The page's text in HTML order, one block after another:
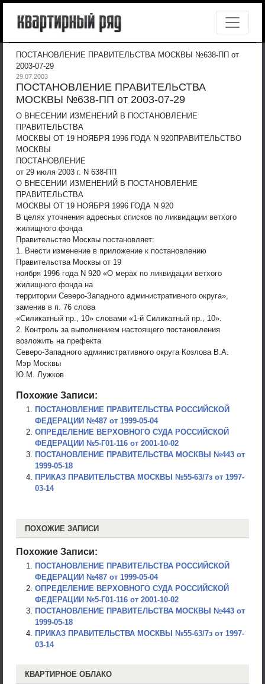
ПОСТАНОВЛЕНИЕ ПРАВИТЕЛЬСТВА МОСКВЫ №638-ПП от
2003-07-29
29.07.2003
ПОСТАНОВЛЕНИЕ ПРАВИТЕЛЬСТВА
МОСКВЫ №638-ПП от 2003-07-29
О ВНЕСЕНИИ ИЗМЕНЕНИЙ В ПОСТАНОВЛЕНИЕ
ПРАВИТЕЛЬСТВА
МОСКВЫ ОТ 19 НОЯБРЯ 1996 ГОДА N 920ПРАВИТЕЛЬСТВО
МОСКВЫ
ПОСТАНОВЛЕНИЕ
от 29 июля 2003 г. N 638-ПП
О ВНЕСЕНИИ ИЗМЕНЕНИЙ В ПОСТАНОВЛЕНИЕ
ПРАВИТЕЛЬСТВА
МОСКВЫ ОТ 19 НОЯБРЯ 1996 ГОДА N 920
В целях уточнения адресных списков по ликвидации ветхого
жилищного фонда
Правительство Москвы постановляет:
1. Внести изменение в приложение к постановлению
Правительства Москвы от 19
ноября 1996 года N 920 «О мерах по ликвидации ветхого
жилищного фонда на
территории Северо-Западного административного округа»,
заменив в п. 76 слова
«Силикатный пр., 10» словами «1-й Силикатный пр., 10».
2. Контроль за выполнением настоящего постановления
возложить на префекта
Северо-Западного административного округа Козлова В.А.
Мэр Москвы
Ю.М. Лужков
Похожие Записи:
ПОСТАНОВЛЕНИЕ ПРАВИТЕЛЬСТВА РОССИЙСКОЙ
ФЕДЕРАЦИИ №487 от 1999-05-04
ОПРЕДЕЛЕНИЕ ВЕРХОВНОГО СУДА РОССИЙСКОЙ
ФЕДЕРАЦИИ №5-Г01-116 от 2001-10-02
ПОСТАНОВЛЕНИЕ ПРАВИТЕЛЬСТВА МОСКВЫ №443 от
1999-05-18
ПРИКАЗ ПРАВИТЕЛЬСТВА МОСКВЫ №55-63/7з от 1997-
03-14
ПОХОЖИЕ ЗАПИСИ
Похожие Записи:
ПОСТАНОВЛЕНИЕ ПРАВИТЕЛЬСТВА РОССИЙСКОЙ
ФЕДЕРАЦИИ №487 от 1999-05-04
ОПРЕДЕЛЕНИЕ ВЕРХОВНОГО СУДА РОССИЙСКОЙ
ФЕДЕРАЦИИ №5-Г01-116 от 2001-10-02
ПОСТАНОВЛЕНИЕ ПРАВИТЕЛЬСТВА МОСКВЫ №443 от
1999-05-18
ПРИКАЗ ПРАВИТЕЛЬСТВА МОСКВЫ №55-63/7з от 1997-
03-14
КВАРТИРНОЕ ОБЛАКО